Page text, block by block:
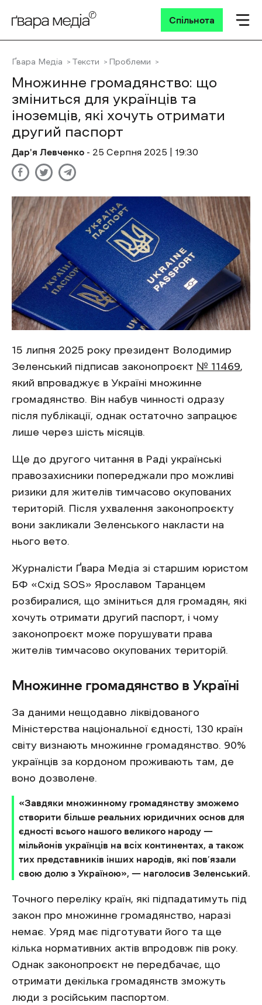
Спільнота
Ґвара Медіа Тексти Проблеми
Множинне громадянство: що
зміниться для українців та
іноземців, які хочуть отримати
другий паспорт
Дар'я Левченко - 25 Cерпня 2025 | 19:30
15 липня 2025 року президент Володимир
Зеленський підписав законопроєкт № 11469,
який впроваджує в Україні множинне
громадянство. Він набув чинності одразу
після публікації, однак остаточно запрацює
лише через шість місяців.
Ще до другого читання в Раді українські
правозахисники попереджали про можливі
ризики для жителів тимчасово окупованих
територій. Після ухвалення законопроєкту
вони закликали Зеленського накласти на
нього вето.
Журналісти Ґвара Медіа зі старшим юристом
БФ «Схід SOS» Ярославом Таранцем
розбиралися, що зміниться для громадян, які
хочуть отримати другий паспорт, і чому
законопроєкт може порушувати права
жителів тимчасово окупованих територій.
Множинне громадянство в Україні
За даними нещодавно ліквідованого
Міністерства національної єдності, 130 країн
світу визнають множинне громадянство. 90%
українців за кордоном проживають там, де
воно дозволене.
«Завдяки множинному громадянству зможемо
створити більше реальних юридичних основ для
єдності всього нашого великого народу —
мільйонів українців на всіх континентах, а також
тих представників інших народів, які пов’язали
свою долю з Україною», — наголосив Зеленський.
Точного переліку країн, які підпадатимуть під
закон про множинне громадянство, наразі
немає. Уряд має підготувати його та ще
кілька нормативних актів впродовж пів року.
Однак законопроєкт не передбачає, що
отримати декілька громадянств зможуть
люди з російським паспортом.